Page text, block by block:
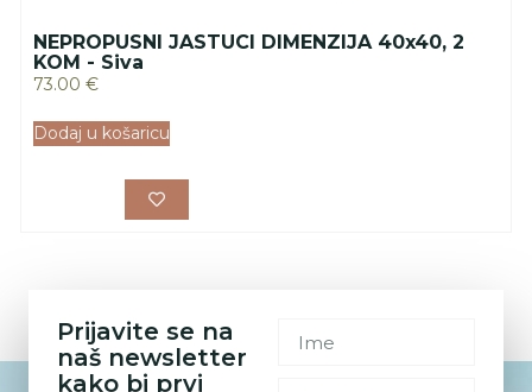
NEPROPUSNI JASTUCI DIMENZIJA 40x40, 2
KOM - Siva
73.00 €
Dodaj u košaricu
Prijavite se na
naš newsletter
kako bi prvi